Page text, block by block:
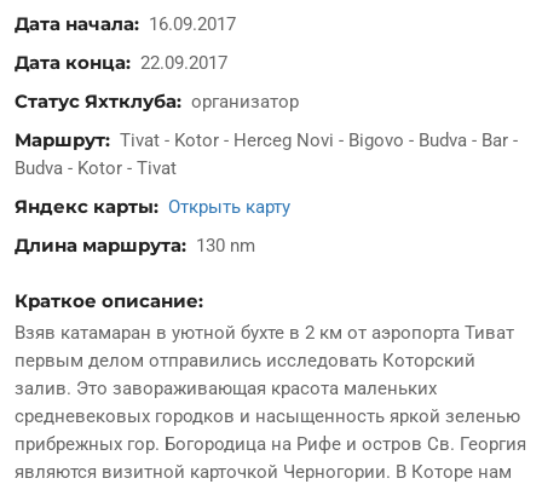
Дата начала 16.09.2017
Дата конца 22.09.2017
Статус Яхтклуба организатор
Маршрут
Tivat - Kotor - Herceg Novi - Bigovo - Budva - Bar -
Budva - Kotor - Tivat
Яндекс карты Открыть карту
Длина маршрута 130 nm
Краткое описание:
Взяв катамаран в уютной бухте в 2 км от аэропорта Тиват
первым делом отправились исследовать Которский
залив. Это завораживающая красота маленьких
средневековых городков и насыщенность яркой зеленью
прибрежных гор. Богородица на Рифе и остров Св. Георгия
являются визитной карточкой Черногории. В Которе нам